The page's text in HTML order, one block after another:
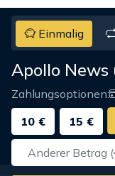
Einmalig
Apollo
Zahlungsoptionen:
10 €
15 €